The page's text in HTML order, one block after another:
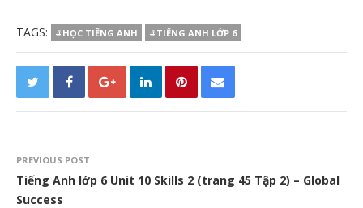
TAGS: #HỌC TIẾNG ANH #TIẾNG ANH LỚP 6
PREVIOUS POST
Tiếng Anh lớp 6 Unit 10 Skills 2 (trang 45 Tập 2) – Global
Success